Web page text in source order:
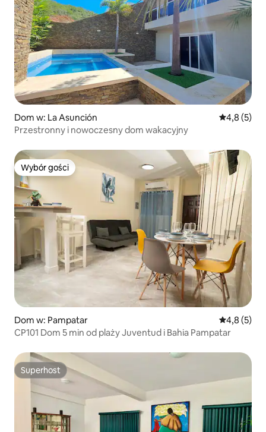
Dom w: La Asunción Średnia
4,8 (5)
Przestronny i nowoczesny dom wakacyjny
Wybór gości
Wybór gości
Dom w: Pampatar Średnia
4,8 (5)
CP101 Dom 5 min od plaży Juventud i Bahia Pampatar
Superhost
Superhost